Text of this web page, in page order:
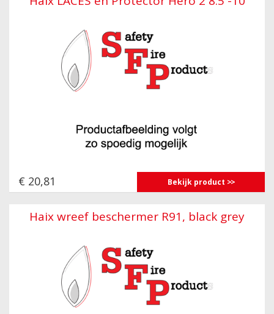
€ 20,81 Bekijk product
Haix wreef beschermer R91, black grey